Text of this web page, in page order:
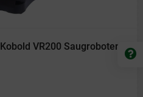
VR200 Saugroboter